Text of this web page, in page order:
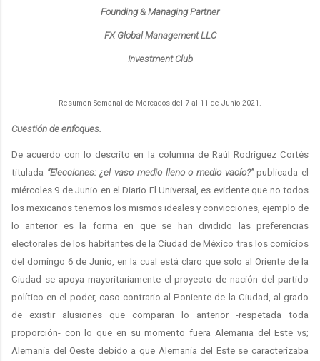
Founding & Managing Partner
FX Global Management LLC
Investment Club
Resumen Semanal de Mercados del 7 al 11 de Junio 2021.
Cuestión de enfoques.
De acuerdo con lo descrito en la columna de Raúl Rodríguez Cortés
titulada “Elecciones: ¿el vaso medio lleno o medio vacío?”publicada el
miércoles 9 de Junio en el Diario El Universal, es evidente que no todos
los mexicanos tenemos los mismos ideales y convicciones, ejemplo de
lo anterior es la forma en que se han dividido las preferencias
electorales de los habitantes de la Ciudad de México tras los comicios
del domingo 6 de Junio, en la cual está claro que solo al Oriente de la
Ciudad se apoya mayoritariamente el proyecto de nación del partido
político en el poder, caso contrario al Poniente de la Ciudad, al grado
de existir alusiones que comparan lo anterior -respetada toda
proporción- con lo que en su momento fuera Alemania del Este vs;
Alemania del Oeste debido a que Alemania del Este se caracterizaba